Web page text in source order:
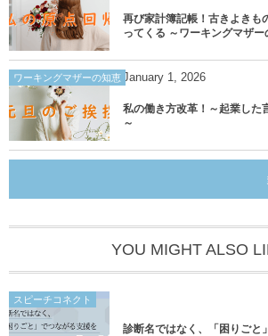
再び家計簿記帳！古きよきも
ってくる ～ワーキングマザー
ワーキングマザーの知恵 January 1, 2026
私の働き方改革！～起業した
～
YOU MIGHT ALSO
スピーチコネクト
診断名ではなく、「困りごと